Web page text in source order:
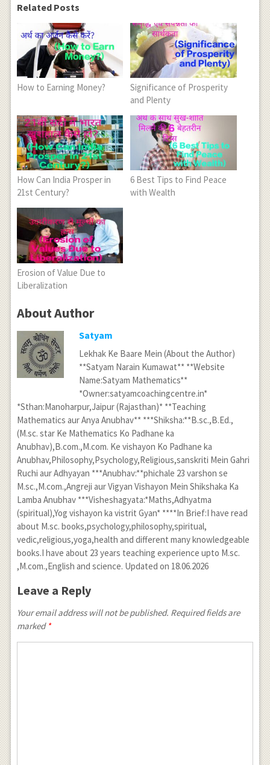
Related Posts
How to Earning Money?
Significance of Prosperity
and Plenty
How Can India Prosper in
21st Century?
6 Best Tips to Find Peace
with Wealth
Erosion of Value Due to
Liberalization
About Author
Satyam
Lekhak Ke Baare Mein (About the Author)
**Satyam Narain Kumawat** **Website
Name:Satyam Mathematics**
*Owner:satyamcoachingcentre.in*
*Sthan:Manoharpur,Jaipur (Rajasthan)* **Teaching
Mathematics aur Anya Anubhav** ***Shiksha:**B.sc.,B.Ed.,
(M.sc. star Ke Mathematics Ko Padhane ka
Anubhav),B.com.,M.com. Ke vishayon Ko Padhane ka
Anubhav,Philosophy,Psychology,Religious,sanskriti Mein Gahri
Ruchi aur Adhyayan ***Anubhav:**phichale 23 varshon se
M.sc.,M.com.,Angreji aur Vigyan Vishayon Mein Shikshaka Ka
Lamba Anubhav ***Visheshagyata:*Maths,Adhyatma
(spiritual),Yog vishayon ka vistrit Gyan* ****In Brief:I have read
about M.sc. books,psychology,philosophy,spiritual,
vedic,religious,yoga,health and different many knowledgeable
books.I have about 23 years teaching experience upto M.sc.
,M.com.,English and science. Updated on 18.06.2026
Leave a Reply
Your email address will not be published. Required fields are
marked *